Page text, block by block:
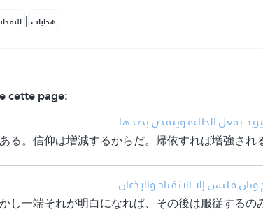
| هدايات
cette page:
بفعل الطاعة وينقص بضدها.
。信仰は増減するからだ。帰依すれば増強され
فليس إلا الانقياد والإذعان.
一端それが明白になれば、その後は服従するの